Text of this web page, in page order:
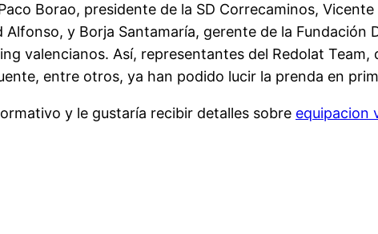
Borao, presidente de la SD Correcaminos,
y Borja Santamaría, gerente de la
valencianos. Así, representantes del Redolat
entre otros, ya han podido lucir la prenda en
y le gustaría recibir detalles sobre equipacion